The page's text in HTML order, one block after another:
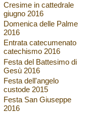
Cresime in cattedrale
giugno 2016
Domenica delle Palme
2016
Entrata catecumenato
catechismo 2016
Festa del Battesimo di
Gesù 2016
Festa dell'angelo
custode 2015
Festa San Giuseppe
2016